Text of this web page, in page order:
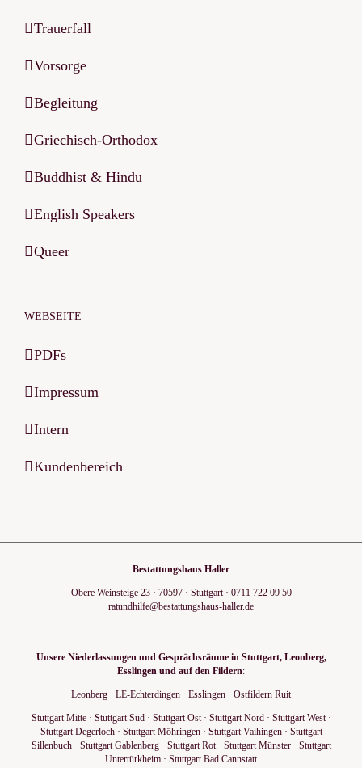
Trauerfall
Vorsorge
Begleitung
Griechisch-Orthodox
Buddhist & Hindu
English Speakers
Queer
WEBSEITE
PDFs
Impressum
Intern
Kundenbereich
Bestattungshaus Haller
Obere Weinsteige 23· 70597· Stuttgart· 0711 722 09 50
ratundhilfe@bestattungshaus-haller.de
Unsere Niederlassungen und Gesprächsräume in Stuttgart, Leonberg,
Esslingen und auf den Fildern:
Leonberg · LE-Echterdingen · Esslingen · Ostfildern Ruit
Stuttgart Mitte· Stuttgart Süd· Stuttgart Ost· Stuttgart Nord· Stuttgart West·
Stuttgart Degerloch· Stuttgart Möhringen· Stuttgart Vaihingen· Stuttgart
Sillenbuch· Stuttgart Gablenberg· Stuttgart Rot· Stuttgart Münster· Stuttgart
Untertürkheim · Stuttgart Bad Cannstatt